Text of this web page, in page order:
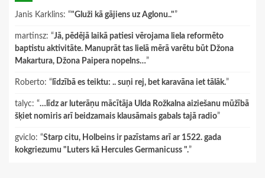
Janis Karklins: “"Gluži kā gājiens uz Aglonu.."”
martinsz: “Jā, pēdējā laikā patiesi vērojama liela reformēto
baptistu aktivitāte. Manuprāt tas lielā mērā varētu būt Džona
Makartura, Džona Paipera nopelns…”
Roberto: “ līdzībā es teiktu: .. suņi rej, bet karavāna iet tālāk.”
talyc: “…līdz ar luterāņu mācītāja Ulda Rožkalna aiziešanu mūžībā
šķiet nomiris arī beidzamais klausāmais gabals tajā radio”
gviclo: “Starp citu, Holbeins ir pazīstams arī ar 1522. gada
kokgriezumu "Luters kā Hercules Germanicuss ".”